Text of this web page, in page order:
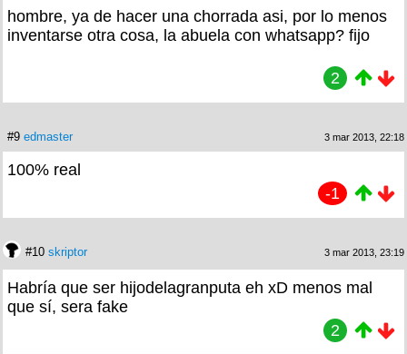
hombre, ya de hacer una chorrada asi, por lo menos
inventarse otra cosa, la abuela con whatsapp? fijo
2
#9 edmaster 3 mar 2013, 22:18
100% real
-1
#10 skriptor 3 mar 2013, 23:19
Habría que ser hijodelagranputa eh xD menos mal
que sí, sera fake
2